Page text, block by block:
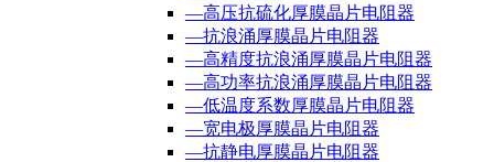
—高压抗硫化厚膜晶片电阻器
—抗浪涌厚膜晶片电阻器
—高精度抗浪涌厚膜晶片电阻器
—高功率抗浪涌厚膜晶片电阻器
—低温度系数厚膜晶片电阻器
—宽电极厚膜晶片电阻器
—抗静电厚膜晶片电阻器